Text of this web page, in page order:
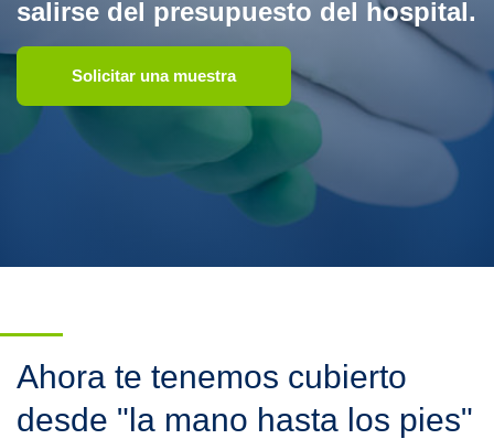
salirse del presupuesto del hospital.
Solicitar una muestra
Ahora te tenemos cubierto
desde "la mano hasta los pies"